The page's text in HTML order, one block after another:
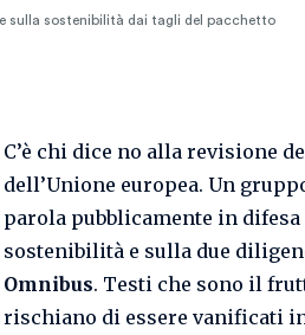
sulla sostenibilità dai tagli del pacchetto
C’è chi dice no alla revisione
dell’Unione europea. Un
parola pubblicamente in
sostenibilità e sulla due
Omnibus. Testi che sono il
rischiano di essere vanificati